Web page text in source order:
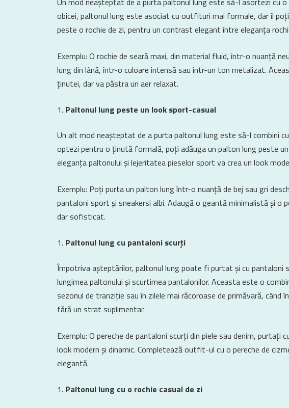
obicei, paltonul lung este asociat cu outfituri mai formale, dar îl
peste o rochie de zi, pentru un contrast elegant între eleganța
Exemplu: O rochie de seară maxi, din material fluid, într-o nuanță
lung din lână, într-o culoare intensă sau într-un ton metalizat.
ținutei, dar va păstra un aer relaxat.
Paltonul lung peste un look sport-casual
Un alt mod neașteptat de a purta paltonul lung este să-l combini
optezi pentru o ținută formală, poți adăuga un palton lung peste
eleganța paltonului și lejeritatea pieselor sport va crea un look
Exemplu: Poți purta un palton lung într-o nuanță de bej sau gri
pantaloni sport și sneakersi albi. Adaugă o geantă minimalistă și o
dar sofisticat.
Paltonul lung cu pantaloni scurți
Împotriva așteptărilor, paltonul lung poate fi purtat și cu
lungimea paltonului și scurtimea pantalonilor. Aceasta este o
sezonul de tranziție sau în zilele mai răcoroase de primăvară, când
fără un strat suplimentar.
Exemplu: O pereche de pantaloni scurți din piele sau denim, purtați
look modern și dinamic. Completează outfit-ul cu o pereche de
elegantă.
Paltonul lung cu o rochie casual de zi